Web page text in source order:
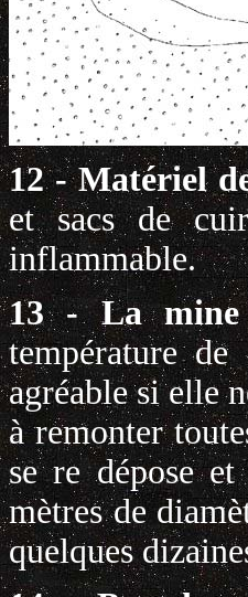
12 - Matériel
et sacs de
inflammable.
13 - La
température
agréable si elle
à remonter
se re dépose
mètres de
quelques